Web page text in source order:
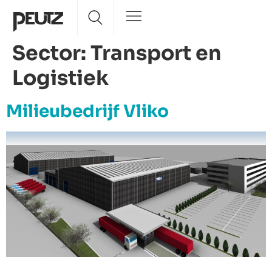
Sector:Transport en
Logistiek
Milieubedrijf Vliko